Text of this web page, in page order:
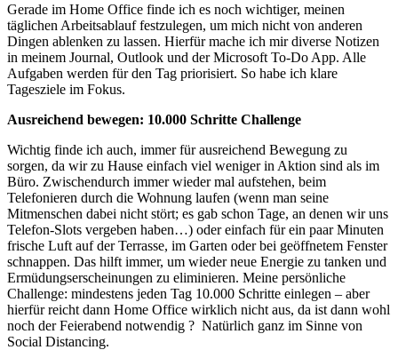
Gerade im Home Office finde ich es noch wichtiger, meinen
täglichen Arbeitsablauf festzulegen, um mich nicht von anderen
Dingen ablenken zu lassen. Hierfür mache ich mir diverse Notizen
in meinem Journal, Outlook und der Microsoft To-Do App. Alle
Aufgaben werden für den Tag priorisiert. So habe ich klare
Tagesziele im Fokus.
Ausreichend bewegen: 10.000 Schritte Challenge
Wichtig finde ich auch, immer für ausreichend Bewegung zu
sorgen, da wir zu Hause einfach viel weniger in Aktion sind als im
Büro. Zwischendurch immer wieder mal aufstehen, beim
Telefonieren durch die Wohnung laufen (wenn man seine
Mitmenschen dabei nicht stört; es gab schon Tage, an denen wir uns
Telefon-Slots vergeben haben…) oder einfach für ein paar Minuten
frische Luft auf der Terrasse, im Garten oder bei geöffnetem Fenster
schnappen. Das hilft immer, um wieder neue Energie zu tanken und
Ermüdungserscheinungen zu eliminieren. Meine persönliche
Challenge: mindestens jeden Tag 10.000 Schritte einlegen – aber
hierfür reicht dann Home Office wirklich nicht aus, da ist dann wohl
noch der Feierabend notwendig ? Natürlich ganz im Sinne von
Social Distancing.